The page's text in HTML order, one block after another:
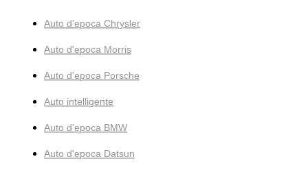
Auto d'epoca Chrysler
Auto d'epoca Morris
Auto d'epoca Porsche
Auto intelligente
Auto d'epoca BMW
Auto d'epoca Datsun